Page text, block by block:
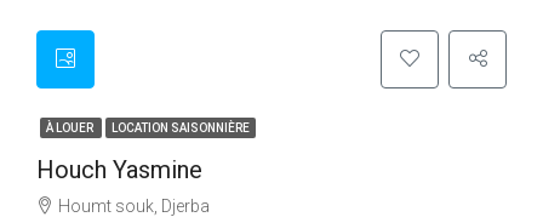
À LOUER LOCATION SAISONNIÈRE
Houch Yasmine
Houmt souk, Djerba